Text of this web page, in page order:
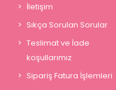
İletişim
Sıkça Sorulan Sorular
Teslimat ve İade
koşullarımız
Sipariş Fatura İşlemleri